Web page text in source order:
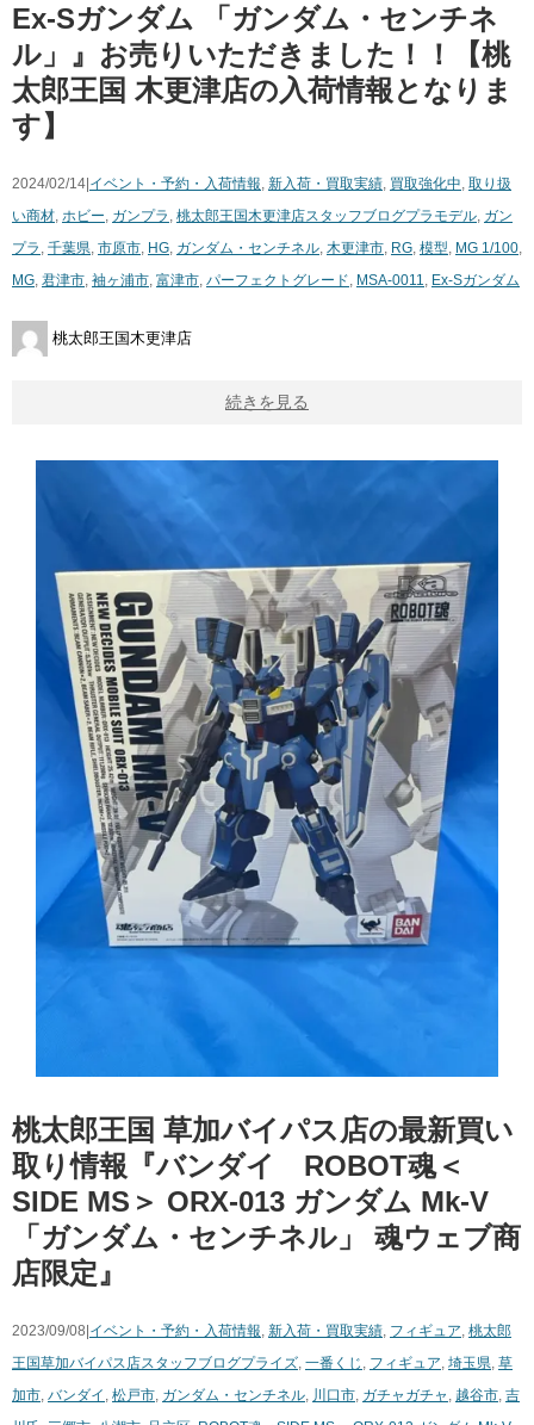
Ex-Sガンダム 「ガンダム・センチネ
ル」』お売りいただきました！！【桃
太郎王国 木更津店の入荷情報となりま
す】
2024/02/14|イベント・予約・入荷情報, 新入荷・買取実績, 買取強化中, 取り扱
い商材, ホビー, ガンプラ , 桃太郎王国木更津店スタッフブログプラモデル, ガン
プラ , 千葉県, 市原市, HG, ガンダム・センチネル, 木更津市, RG, 模型, MG 1/100,
MG, 君津市, 袖ヶ浦市, 富津市, パーフェクトグレード, MSA-0011, Ex-Sガンダム
桃太郎王国木更津店
続きを見る
桃太郎王国 草加バイパス店の最新買い
取り情報『バンダイ ROBOT魂＜
SIDE ​MS＞ ​ORX-013 ​ガンダム ​Mk-V ​
「ガンダム・センチネル」 ​魂ウェブ商
店限定』
2023/09/08| イベント・予約・入荷情報, 新入荷・買取実績, フィギュア, 桃太郎
王国草加バイパス店スタッフブログプライズ, 一番くじ , フィギュア, 埼玉県, 草
加市, バンダイ , 松戸市, ガンダム・センチネル, 川口市, ガチャガチャ , 越谷市, 吉